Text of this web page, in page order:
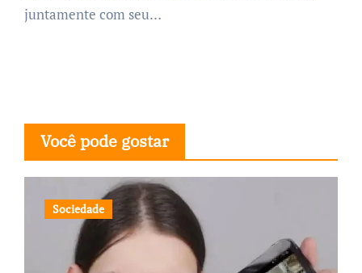
juntamente com seu…
Você pode gostar
Sociedade